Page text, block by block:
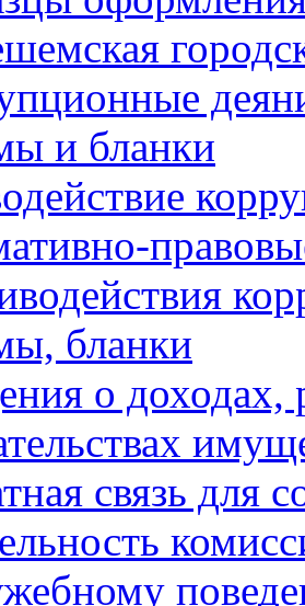
и бланки
бланки
о доходах,
связь для